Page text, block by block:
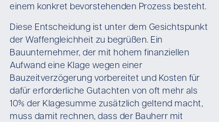
einem konkret bevorstehenden Prozess besteht.
Diese Entscheidung ist unter dem Gesichtspunkt
der Waffengleichheit zu begrüßen. Ein
Bauunternehmer, der mit hohem finanziellen
Aufwand eine Klage wegen einer
Bauzeitverzögerung vorbereitet und Kosten für
dafür erforderliche Gutachten von oft mehr als
10% der Klagesumme zusätzlich geltend macht,
muss damit rechnen, dass der Bauherr mit